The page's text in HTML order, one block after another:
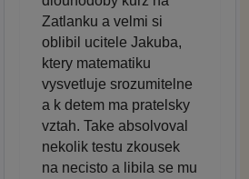
Zatlanku a velmi si
oblibil ucitele Jakuba,
ktery matematiku
vysvetluje srozumitelne
a k detem ma pratelsky
vztah. Take absolvoval
nekolik testu zkousek
na necisto a libila se mu